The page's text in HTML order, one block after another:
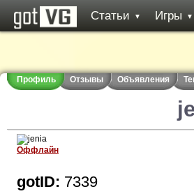
Статьи ▼ Игры ▼
Профиль Отзывы Объявления
Оффлайн
gotID: 7339